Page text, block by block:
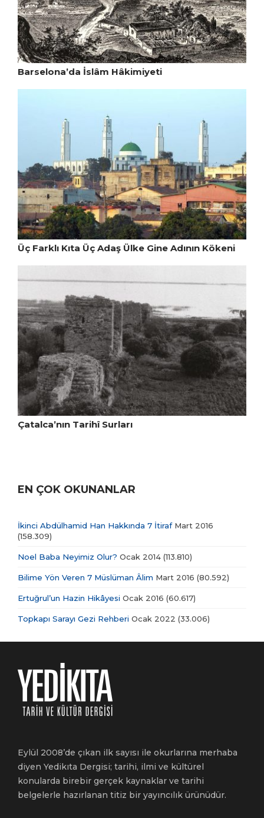
Barselona’da İslâm Hâkimiyeti
Üç Farklı Kıta Üç Adaş Ülke Gine Adının Kökeni
Çatalca’nın Tarihî Surları
EN ÇOK OKUNANLAR
İkinci Abdülhamid Han Hakkında 7 İtirafMart 2016
(158.309)
Noel Baba Neyimiz Olur? Ocak 2014 (113.810)
Bilime Yön Veren 7 Müslüman Âlim Mart 2016 (80.592)
Ertuğrul’un Hazin Hikâyesi Ocak 2016 (60.617)
Topkapı Sarayı Gezi Rehberi Ocak 2022 (33.006)
Eylül 2008’de çıkan ilk sayısı ile okurlarına merhaba
diyen Yedikıta Dergisi; tarihi, ilmi ve kültürel
konularda birebir gerçek kaynaklar ve tarihi
belgelerle hazırlanan titiz bir yayıncılık ürünüdür.